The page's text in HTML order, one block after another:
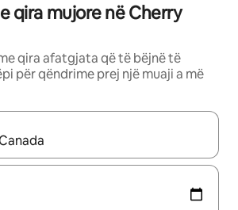
qira mujore në Cherry
qira afatgjata që të bëjnë të
për qëndrime prej një muaji a më
të disponueshme, lëviz me butonat e